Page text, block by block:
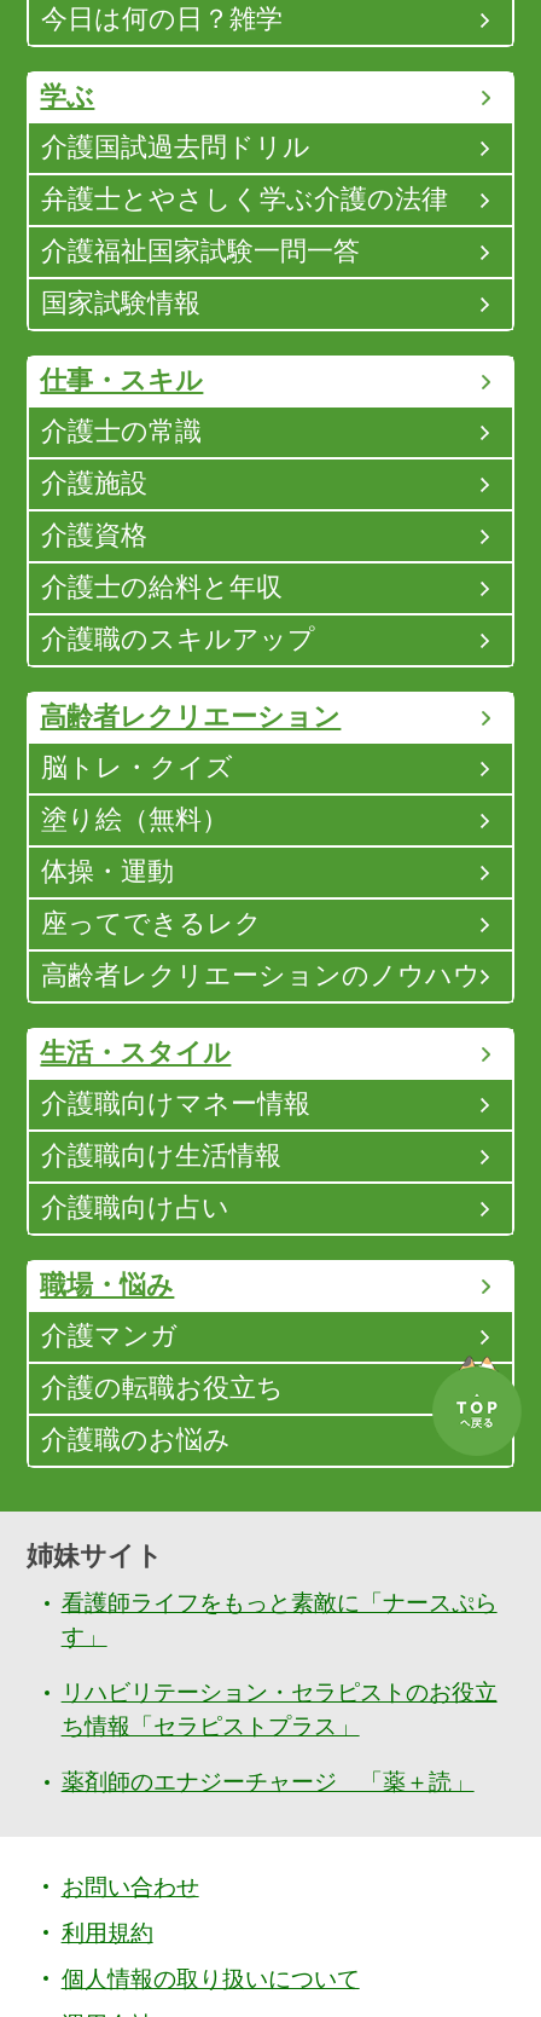
今日は何の日？雑学
学ぶ
介護国試過去問ドリル
弁護士とやさしく学ぶ介護の法律
介護福祉国家試験一問一答
国家試験情報
仕事・スキル
介護士の常識
介護施設
介護資格
介護士の給料と年収
介護職のスキルアップ
高齢者レクリエーション
脳トレ・クイズ
塗り絵（無料）
体操・運動
座ってできるレク
高齢者レクリエーションのノウハウ
生活・スタイル
介護職向けマネー情報
介護職向け生活情報
介護職向け占い
職場・悩み
介護マンガ
介護の転職お役立ち
介護職のお悩み
姉妹サイト
看護師ライフをもっと素敵に「ナースぷら
す」
リハビリテーション・セラピストのお役立
ち情報「セラピストプラス」
薬剤師のエナジーチャージ 「薬＋読」
お問い合わせ
利用規約
個人情報の取り扱いについて